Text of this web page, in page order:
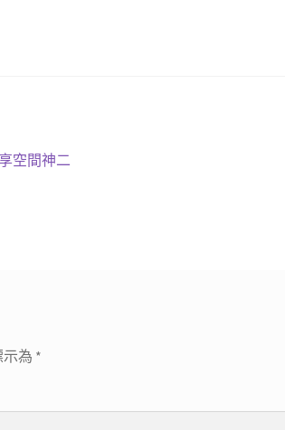
空間神二
為 *